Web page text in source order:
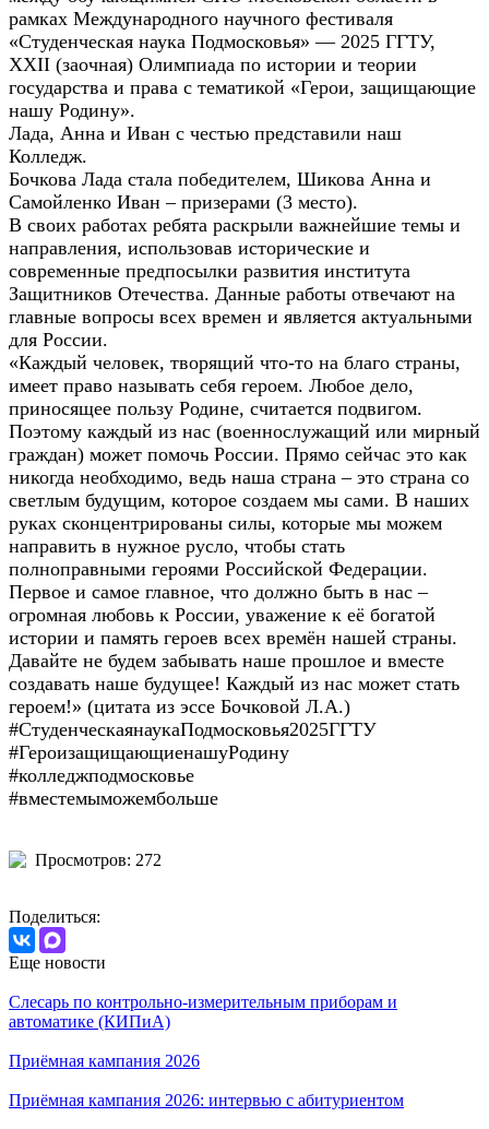
рамках Международного научного фестиваля
«Студенческая наука Подмосковья» — 2025 ГГТУ,
XXII (заочная) Олимпиада по истории и теории
государства и права с тематикой «Герои, защищающие
нашу Родину».
Лада, Анна и Иван с честью представили наш
Колледж.
Бочкова Лада стала победителем, Шикова Анна и
Самойленко Иван – призерами (3 место).
В своих работах ребята раскрыли важнейшие темы и
направления, использовав исторические и
современные предпосылки развития института
Защитников Отечества. Данные работы отвечают на
главные вопросы всех времен и является актуальными
для России.
«Каждый человек, творящий что-то на благо страны,
имеет право называть себя героем. Любое дело,
приносящее пользу Родине, считается подвигом.
Поэтому каждый из нас (военнослужащий или мирный
граждан) может помочь России. Прямо сейчас это как
никогда необходимо, ведь наша страна – это страна со
светлым будущим, которое создаем мы сами. В наших
руках сконцентрированы силы, которые мы можем
направить в нужное русло, чтобы стать
полноправными героями Российской Федерации.
Первое и самое главное, что должно быть в нас –
огромная любовь к России, уважение к её богатой
истории и память героев всех времён нашей страны.
Давайте не будем забывать наше прошлое и вместе
создавать наше будущее! Каждый из нас может стать
героем!» (цитата из эссе Бочковой Л.А.)
#СтуденческаянаукаПодмосковья2025ГГТУ
#ГероизащищающиенашуРодину
#колледжподмосковье
#вместемыможембольше
Просмотров: 272
Поделиться:
Еще новости
Слесарь по контрольно-измерительным приборам и
автоматике (КИПиА)
Приёмная кампания 2026
Приёмная кампания 2026: интервью с абитуриентом